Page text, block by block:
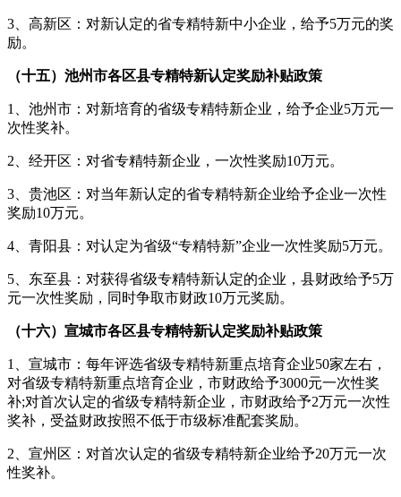
3、高新区：对新认定的省专精特新中小企业，给予5万元的奖
励。
（十五）池州市各区县专精特新认定奖励补贴政策
1、池州市：对新培育的省级专精特新企业，给予企业5万元一
次性奖补。
2、经开区：对省专精特新企业，一次性奖励10万元。
3、贵池区：对当年新认定的省专精特新企业给予企业一次性
奖励10万元。
4、青阳县：对认定为省级“专精特新”企业一次性奖励5万元。
5、东至县：对获得省级专精特新认定的企业，县财政给予5万
元一次性奖励，同时争取市财政10万元奖励。
（十六）宣城市各区县专精特新认定奖励补贴政策
1、宣城市：每年评选省级专精特新重点培育企业50家左右，
对省级专精特新重点培育企业，市财政给予3000元一次性奖
补;对首次认定的省级专精特新企业，市财政给予2万元一次性
奖补，受益财政按照不低于市级标准配套奖励。
2、宣州区：对首次认定的省级专精特新企业给予20万元一次
性奖补。